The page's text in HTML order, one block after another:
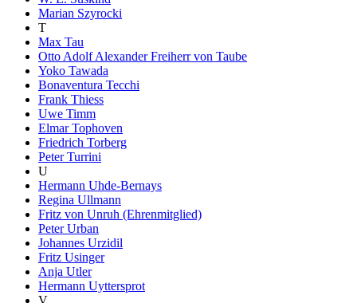
Marian Szyrocki
T
Max Tau
Otto Adolf Alexander Freiherr von Taube
Yoko Tawada
Bonaventura Tecchi
Frank Thiess
Uwe Timm
Elmar Tophoven
Friedrich Torberg
Peter Turrini
U
Hermann Uhde-Bernays
Regina Ullmann
Fritz von Unruh (Ehrenmitglied)
Peter Urban
Johannes Urzidil
Fritz Usinger
Anja Utler
Hermann Uyttersprot
V